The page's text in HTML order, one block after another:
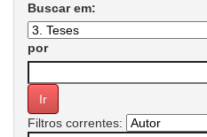
Buscar em:
por
Filtros correntes: